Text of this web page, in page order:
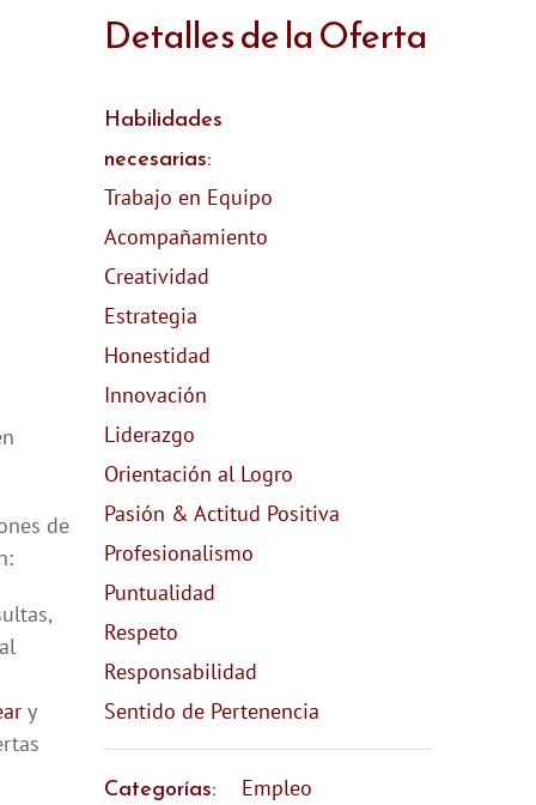
de
y
Detalles de la Oferta
Habilidades
necesarias:
Trabajo en Equipo
Acompañamiento
Creatividad
Estrategia
Honestidad
Innovación
Liderazgo
Orientación al Logro
Pasión & Actitud Positiva
Profesionalismo
Puntualidad
Respeto
Responsabilidad
Sentido de Pertenencia
Categorías:
Empleo